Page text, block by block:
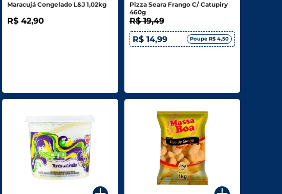
Maracujá Congelado L&J 1,02kg
R$ 42,90
Pizza Seara Frango C/ Catupiry
460g
R$ 19,49
R$ 14,99
Poupe R$ 4,50